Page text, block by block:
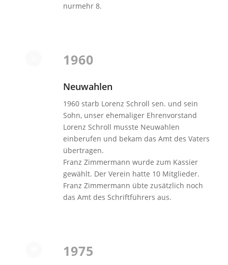
nurmehr 8.
1960
Neuwahlen
1960 starb Lorenz Schroll sen. und sein
Sohn, unser ehemaliger Ehrenvorstand
Lorenz Schroll musste Neuwahlen
einberufen und bekam das Amt des Vaters
übertragen.
Franz Zimmermann wurde zum Kassier
gewählt. Der Verein hatte 10 Mitglieder.
Franz Zimmermann übte zusätzlich noch
das Amt des Schriftführers aus.
1975